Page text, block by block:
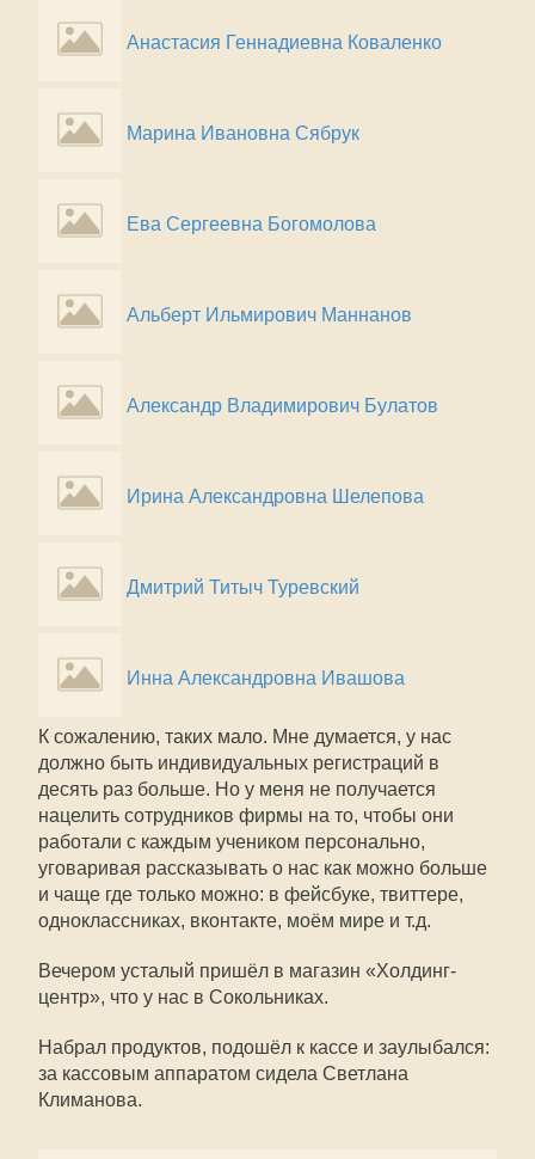
Анастасия Геннадиевна Коваленко
Марина Ивановна Сябрук
Ева Сергеевна Богомолова
Альберт Ильмирович Маннанов
Александр Владимирович Булатов
Ирина Александровна Шелепова
Дмитрий Титыч Туревский
Инна Александровна Ивашова
К сожалению, таких мало. Мне думается, у нас
должно быть индивидуальных регистраций в
десять раз больше. Но у меня не получается
нацелить сотрудников фирмы на то, чтобы они
работали с каждым учеником персонально,
уговаривая рассказывать о нас как можно больше
и чаще где только можно: в фейсбуке, твиттере,
одноклассниках, вконтакте, моём мире и т.д.
Вечером усталый пришёл в магазин «Холдинг-
центр», что у нас в Сокольниках.
Набрал продуктов, подошёл к кассе и заулыбался:
за кассовым аппаратом сидела Светлана
Климанова.